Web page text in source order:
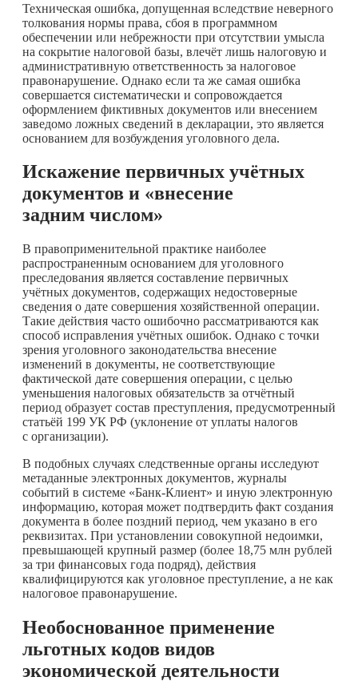
Техническая ошибка, допущенная вследствие неверного
толкования нормы права, сбоя в программном
обеспечении или небрежности при отсутствии умысла
на сокрытие налоговой базы, влечёт лишь налоговую и
административную ответственность за налоговое
правонарушение. Однако если та же самая ошибка
совершается систематически и сопровождается
оформлением фиктивных документов или внесением
заведомо ложных сведений в декларации, это является
основанием для возбуждения уголовного дела.
Искажение первичных учётных
документов и «внесение
задним числом»
В правоприменительной практике наиболее
распространенным основанием для уголовного
преследования является составление первичных
учётных документов, содержащих недостоверные
сведения о дате совершения хозяйственной операции.
Такие действия часто ошибочно рассматриваются как
способ исправления учётных ошибок. Однако с точки
зрения уголовного законодательства внесение
изменений в документы, не соответствующие
фактической дате совершения операции, с целью
уменьшения налоговых обязательств за отчётный
период образует состав преступления, предусмотренный
статьёй 199 УК РФ (уклонение от уплаты налогов
с организации).
В подобных случаях следственные органы исследуют
метаданные электронных документов, журналы
событий в системе «Банк-Клиент» и иную электронную
информацию, которая может подтвердить факт создания
документа в более поздний период, чем указано в его
реквизитах. При установлении совокупной недоимки,
превышающей крупный размер (более 18,75 млн рублей
за три финансовых года подряд), действия
квалифицируются как уголовное преступление, а не как
налоговое правонарушение.
Необоснованное применение
льготных кодов видов
экономической деятельности